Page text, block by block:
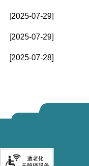
[2025-07-29]
[2025-07-29]
[2025-07-28]